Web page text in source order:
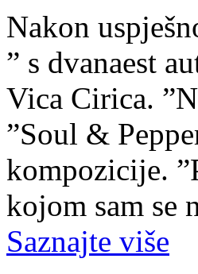
Nakon
” s dvanaest
Vica Cirica.
”Soul &
kompozicije.
kojom sam
Saznajte više